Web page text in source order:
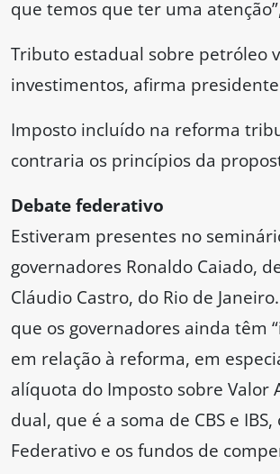
que temos que ter uma
Tributo estadual sobre petróleo
investimentos, afirma presidente
Imposto incluído na reforma
contraria os princípios da
Debate federativo
Estiveram presentes no
governadores Ronaldo Caiado,
Cláudio Castro, do Rio de
que os governadores ainda têm
em relação à reforma, em
alíquota do Imposto sobre Valor
dual, que é a soma de CBS e
Federativo e os fundos de